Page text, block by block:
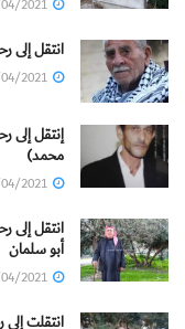
انتقل إلى
إنتقل إلى
محمد)
انتقل إلى
أبو سلمان
انتقلت